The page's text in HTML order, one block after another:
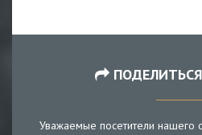
Уважаемые посетители нашего